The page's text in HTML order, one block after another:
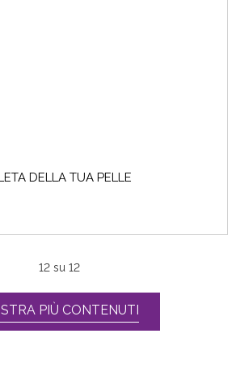
DELLA TUA PELLE
12su 12
PIÙ CONTENUTI